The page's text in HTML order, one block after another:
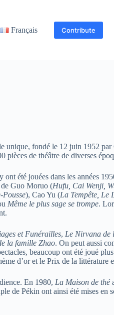
Français Contribute
unique, fondé le 12 juin 1952 par
de théâtre de diverses
été jouées dans les années
de Guo Moruo (Hufu, Cai Wenji,
Pousse), Cao Yu (La Tempête, Le
Même le plus sage se trompe.
et Funérailles, Le Nirvana de
la famille Zhao. On peut aussi
beaucoup ont été joué
d’or et le Prix de la littérature
En 1980, La Maison de thé
de Pékin ont ainsi été mises en